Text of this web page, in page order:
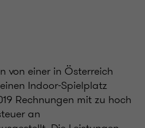
von einer in Österreich
Indoor-Spielplatz
Rechnungen mit zu hoch
an